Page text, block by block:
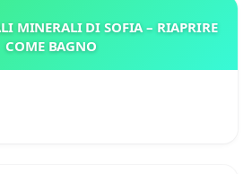
MINERALI DI SOFIA – RIAPRIRE
COME BAGNO